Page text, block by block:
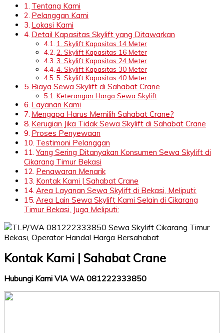
Tentang Kami
Pelanggan Kami
Lokasi Kami
Detail Kapasitas Skylift yang Ditawarkan
1. Skylift Kapasitas 14 Meter
2. Skylift Kapasitas 16 Meter
3. Skylift Kapasitas 24 Meter
4. Skylift Kapasitas 30 Meter
5. Skylift Kapasitas 40 Meter
Biaya Sewa Skylift di Sahabat Crane
Keterangan Harga Sewa Skylift
Layanan Kami
Mengapa Harus Memilih Sahabat Crane?
Kerugian Jika Tidak Sewa Skylift di Sahabat Crane
Proses Penyewaan
Testimoni Pelanggan
Yang Sering Ditanyakan Konsumen Sewa Skylift di
Cikarang Timur Bekasi
Penawaran Menarik
Kontak Kami | Sahabat Crane
Area Layanan Sewa Skylift di Bekasi, Meliputi:
Area Lain Sewa Skylift Kami Selain di Cikarang
Timur Bekasi, Juga Meliputi:
Kontak Kami | Sahabat Crane
Hubungi Kami VIA WA 081222333850